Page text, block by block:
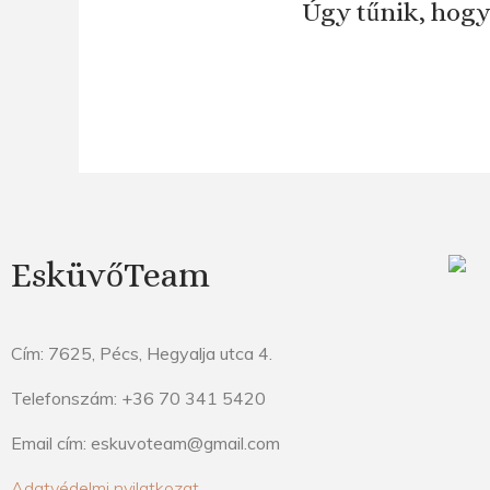
Úgy tűnik,
EsküvőTeam
Cím: 7625, Pécs, Hegyalja utca 4.
Telefonszám: +36 70 341 5420
Email cím: eskuvoteam@gmail.com